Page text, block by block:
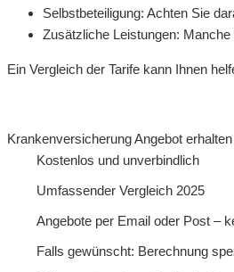
Selbstbeteiligung: Achten Sie
Zusätzliche Leistungen:
Ein Vergleich der Tarife kann Ihnen
Krankenversicherung Angebot erhalten
Kostenlos und unverbindlich
Umfassender Vergleich 2025
Angebote per Email oder Post –
Falls gewünscht: Berechnung